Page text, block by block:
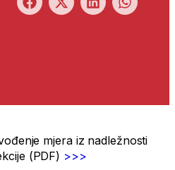
mjera iz nadležnosti
(PDF) >>>